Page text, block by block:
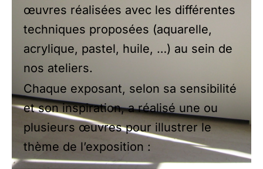
œuvres réalisées avec les différentes
techniques proposées (aquarelle,
acrylique, pastel, huile, …) au sein de
nos ateliers.
Chaque exposant, selon sa sensibilité
et son inspiration, a réalisé une ou
plusieurs œuvres pour illustrer le
thème de l’exposition :